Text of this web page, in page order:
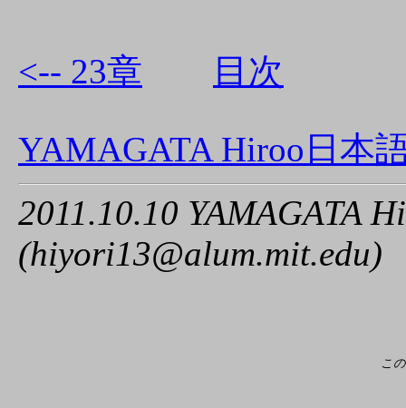
<-- 23章
目次
YAMAGATA Hiroo日本
2011.10.10 YAMAGATA
(hiyori13@alum.mit.edu)
こ